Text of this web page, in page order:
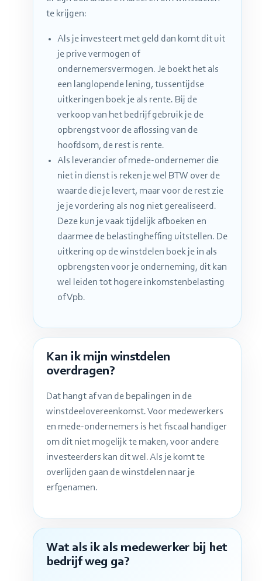
te krijgen:
Als je investeert met geld dan komt dit uit
je prive vermogen of
ondernemersvermogen. Je boekt het als
een langlopende lening, tussentijdse
uitkeringen boek je als rente. Bij de
verkoop van het bedrijf gebruik je de
opbrengst voor de aflossing van de
hoofdsom, de rest is rente.
Als leverancier of mede-ondernemer die
niet in dienst is reken je wel BTW over de
waarde die je levert, maar voor de rest zie
je je vordering als nog niet gerealiseerd.
Deze kun je vaak tijdelijk afboeken en
daarmee de belastingheffing uitstellen. De
uitkering op de winstdelen boek je in als
opbrengsten voor je onderneming, dit kan
wel leiden tot hogere inkomstenbelasting
of Vpb.
Kan ik mijn winstdelen
overdragen?
Dat hangt af van de bepalingen in de
winstdeelovereenkomst. Voor medewerkers
en mede-ondernemers is het fiscaal handiger
om dit niet mogelijk te maken, voor andere
investeerders kan dit wel. Als je komt te
overlijden gaan de winstdelen naar je
erfgenamen.
Wat als ik als medewerker bij het
bedrijf weg ga?